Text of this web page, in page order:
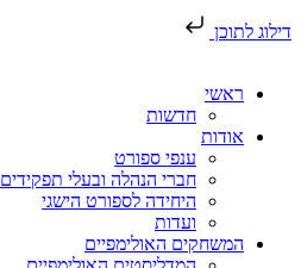
דילוג לתוכן
ראשי
חדשות
אודות
ענפי ספורט
חברי הנהלה ובעלי תפקידים
היחידה לספורט הישגי
ועדות
המשחקים האולימפיים